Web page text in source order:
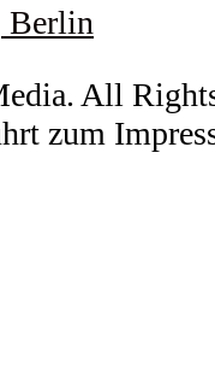
All
zum